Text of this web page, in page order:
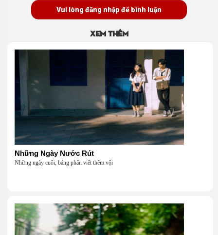
Vui lòng đăng nhập để bình luận
Xem thêm
Những Ngày Nước Rút
Những ngày cuối, bảng phấn viết thêm vội